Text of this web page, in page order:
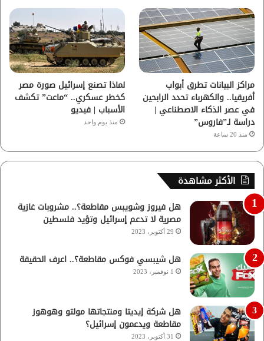
مراكز البيانات تطرق أبواب
أفريقيا.. والكهرباء تحدد الرابحين
في عصر الذكاء الاصطناعي |
دراسة لـ”فاروس”
منذ 20 ساعة
لماذا تصنع إسرائيل صورة مصر
كخطر عسكري.. “ماعت” تكشف
الأسباب | فيديو
منذ يوم واحد
الأكثر مشاهدة
هل فيروز وشويبس مقاطعة؟.. مشروبات غازية
مصرية لا تدعم إسرائيل وتؤيد فلسطين
29 أكتوبر، 2023
هل شيبسي فوكس مقاطعة؟.. اعرف الحقيقة
1 نوفمبر، 2023
هل شركة إيديتا ومنتجاتها مولتو وهوهوز
مقاطعة ويدعمون إسرائيل؟
31 أكتوبر، 2023